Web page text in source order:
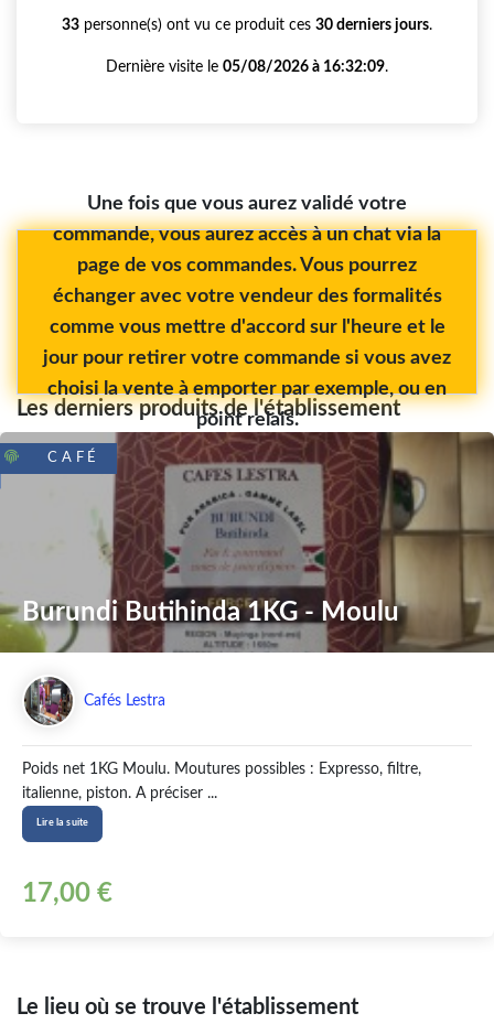
33 personne(s) ont vu ce produit ces 30 derniers jours.
Dernière visite le 05/08/2026 à 16:32:09.
Une fois que vous aurez validé votre
commande, vous aurez accès à un chat via la
page de vos commandes. Vous pourrez
échanger avec votre vendeur des formalités
comme vous mettre d'accord sur l'heure et le
jour pour retirer votre commande si vous avez
choisi la vente à emporter par exemple, ou en
point relais.
Les derniers produits de l'établissement
CAFÉ
Burundi Butihinda 1KG - Moulu
Cafés Lestra
Poids net 1KG Moulu. Moutures possibles : Expresso, filtre,
italienne, piston. A préciser ...
Lire la suite
17,00 €
Le lieu où se trouve l'établissement